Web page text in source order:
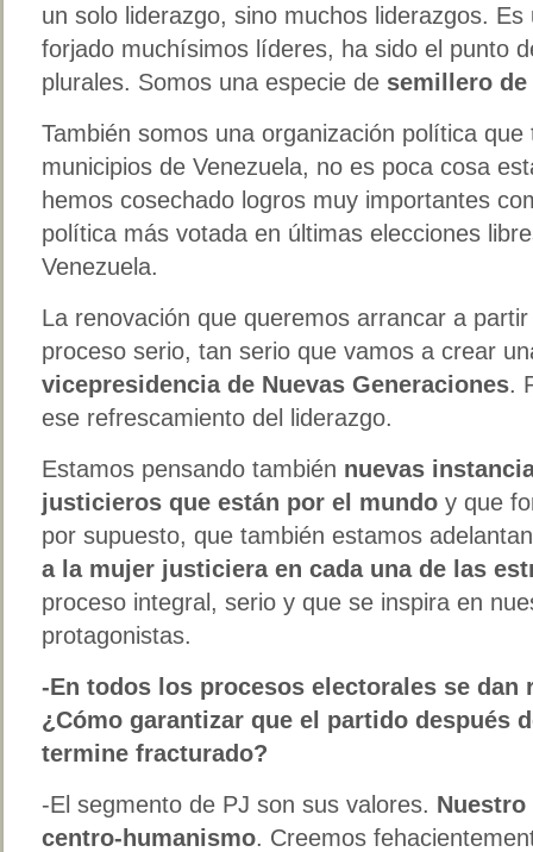
un solo liderazgo, sino muchos liderazgos.
forjado muchísimos líderes, ha sido el punto
plurales. Somos una especie de semillero
También somos una organización política
municipios de Venezuela, no es poca cosa
hemos cosechado logros muy importantes
política más votada en últimas elecciones
Venezuela.
La renovación que queremos arrancar a
proceso serio, tan serio que vamos a crear
vicepresidencia de Nuevas Generaciones.
ese refrescamiento del liderazgo.
Estamos pensando también nuevas
justicieros que están por el mundo y que
por supuesto, que también estamos
a la mujer justiciera en cada una de las
proceso integral, serio y que se inspira en
protagonistas.
-En todos los procesos electorales se dan
¿Cómo garantizar que el partido después
termine fracturado?
-El segmento de PJ son sus valores.
centro-humanismo. Creemos